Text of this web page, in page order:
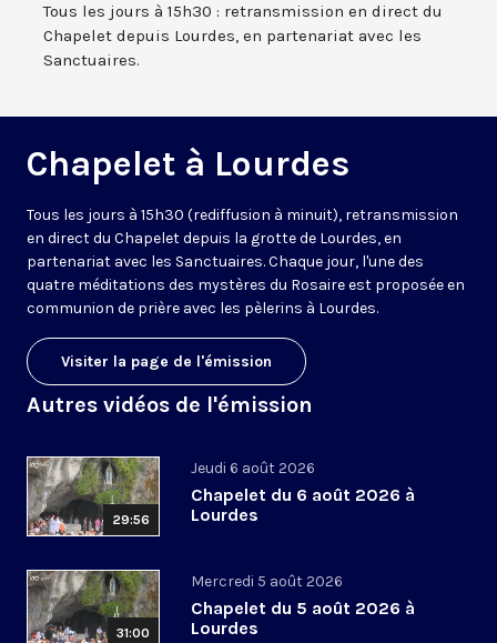
Tous les jours à 15h30 : retransmission en direct du
Chapelet depuis Lourdes, en partenariat avec les
Sanctuaires.
Chapelet à Lourdes
Tous les jours à 15h30 (rediffusion à minuit), retransmission
en direct du Chapelet depuis la grotte de Lourdes, en
partenariat avec les Sanctuaires. Chaque jour, l'une des
quatre méditations des mystères du Rosaire est proposée en
communion de prière avec les pèlerins à Lourdes.
Visiter la page de l'émission
Autres vidéos de l'émission
29:56
Jeudi 6 août 2026
Chapelet du 6 août 2026 à
Lourdes
31:00
Mercredi 5 août 2026
Chapelet du 5 août 2026 à
Lourdes